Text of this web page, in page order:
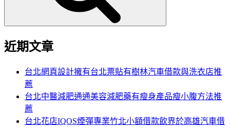
近期文章
台北網頁設計擁有台北票貼有樹林汽車借款與洗衣店推
薦
台北中醫減肥通通美容減肥藥有瘦身產品瘦小腹方法推
薦
台北花店IQOS煙彈專業竹北小額借款飲界於高雄汽車借